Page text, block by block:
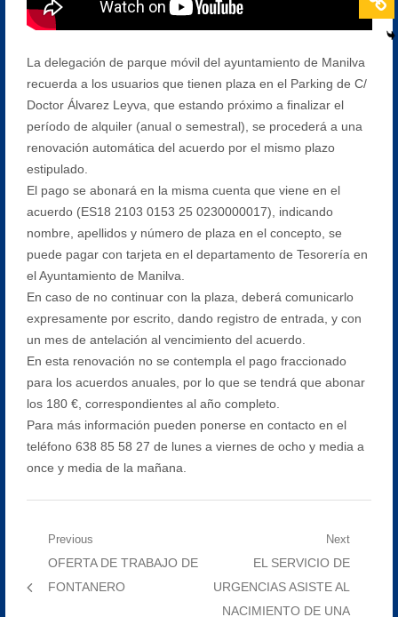
La delegación de parque móvil del ayuntamiento de Manilva
recuerda a los usuarios que tienen plaza en el Parking de C/
Doctor Álvarez Leyva, que estando próximo a finalizar el
período de alquiler (anual o semestral), se procederá a una
renovación automática del acuerdo por el mismo plazo
estipulado.
El pago se abonará en la misma cuenta que viene en el
acuerdo (ES18 2103 0153 25 0230000017), indicando
nombre, apellidos y número de plaza en el concepto, se
puede pagar con tarjeta en el departamento de Tesorería en
el Ayuntamiento de Manilva.
En caso de no continuar con la plaza, deberá comunicarlo
expresamente por escrito, dando registro de entrada, y con
un mes de antelación al vencimiento del acuerdo.
En esta renovación no se contempla el pago fraccionado
para los acuerdos anuales, por lo que se tendrá que abonar
los 180 €, correspondientes al año completo.
Para más información pueden ponerse en contacto en el
teléfono 638 85 58 27 de lunes a viernes de ocho y media a
once y media de la mañana.
Navegación
Previous
Previous
post:
OFERTA DE TRABAJO DE
FONTANERO
Next
Next
post:
EL SERVICIO DE
URGENCIAS ASISTE AL
NACIMIENTO DE UNA